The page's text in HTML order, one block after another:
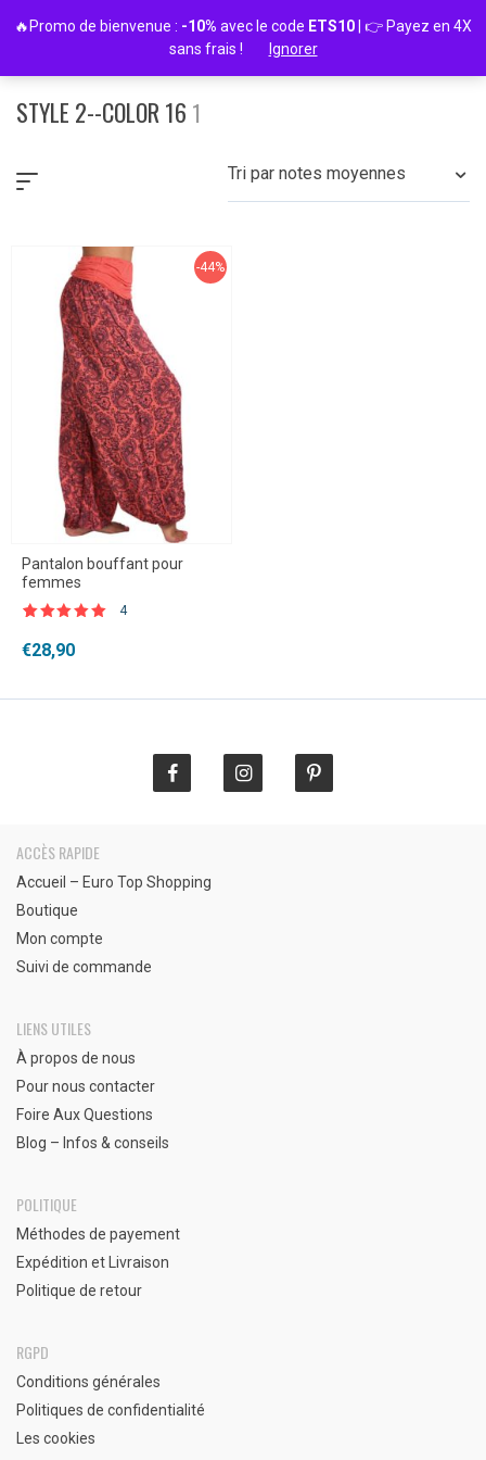
STYLE 2--COLOR 16 1
Tri par notes moyennes
-44%
Pantalon bouffant pour
femmes
sur
4
€28,90
ACCÈS RAPIDE
Accueil – Euro Top Shopping
Boutique
Mon compte
Suivi de commande
LIENS UTILES
À propos de nous
Pour nous contacter
Foire Aux Questions
Blog – Infos & conseils
POLITIQUE
Méthodes de payement
Expédition et Livraison
Politique de retour
RGPD
Conditions générales
Politiques de confidentialité
Les cookies
🔥Promo de bienvenue : -10% avec le code ETS10 | 👉 Payez en 4X
sans frais !
Ignorer